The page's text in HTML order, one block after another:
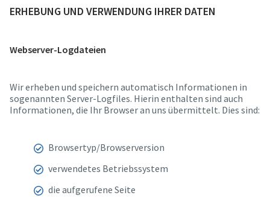
ERHEBUNG UND VERWENDUNG IHRER DATEN
Webserver-Logdateien
Wir erheben und speichern automatisch Informationen in
sogenannten Server-Logfiles. Hierin enthalten sind auch
Informationen, die Ihr Browser an uns übermittelt. Dies sind:
Browsertyp/Browserversion
verwendetes Betriebssystem
die aufgerufene Seite